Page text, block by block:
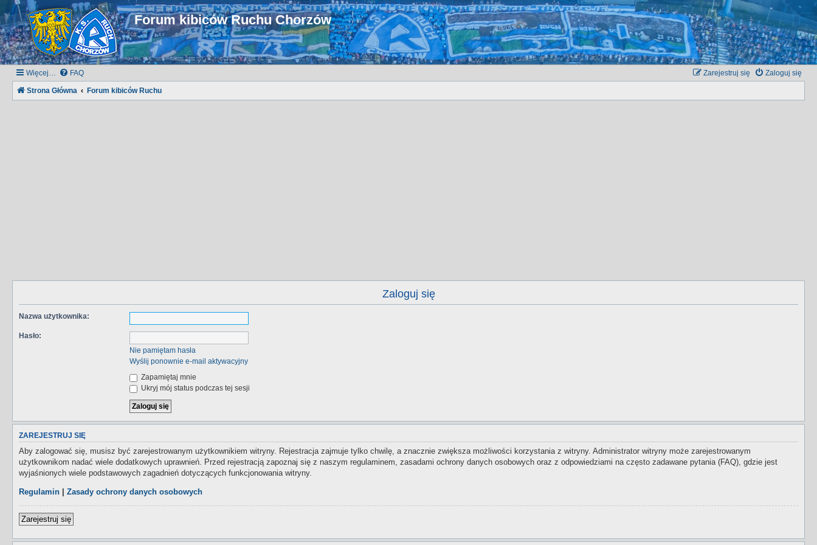
Forum kibiców Ruchu Chorzów
Więcej… FAQ Zaloguj się
Zarejestruj się
Strona Główna Forum kibiców Ruchu
Zaloguj się
Nazwa użytkownika:
Hasło:
Nie pamiętam hasła
Wyślij ponownie e-mail aktywacyjny
Zapamiętaj mnie
Ukryj mój status podczas tej sesji
ZAREJESTRUJ SIĘ
Aby zalogować się, musisz być zarejestrowanym użytkownikiem witryny. Rejestracja zajmuje tylko chwilę, a znacznie zwiększa możliwości korzystania z witryny. Administrator witryny może zarejestrowanym
użytkownikom nadać wiele dodatkowych uprawnień. Przed rejestracją zapoznaj się z naszym regulaminem, zasadami ochrony danych osobowych oraz z odpowiedziami na często zadawane pytania (FAQ), gdzie jest
wyjaśnionych wiele podstawowych zagadnień dotyczących funkcjonowania witryny.
Regulamin Zasady ochrony danych osobowych
Zarejestruj się